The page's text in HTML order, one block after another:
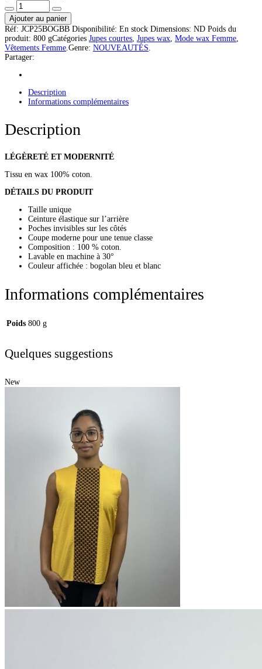
Ajouter au panier
Réf: JCP25BOGBB Disponibilité: En stock Dimensions: ND Poids du
produit: 800 gCatégories Jupes courtes Jupes wax Mode wax Femme
Vêtements Femme Genre: NOUVEAUTÉS
Partager:
Description
Informations complémentaires
Description
LÉGÈRETÉ ET MODERNITÉ
Tissu en wax 100% coton.
DÉTAILS DU PRODUIT
Taille unique
Ceinture élastique sur l’arrière
Poches invisibles sur les côtés
Coupe moderne pour une tenue classe
Composition : 100 % coton.
Lavable en machine à 30°
Couleur affichée : bogolan bleu et blanc
Informations complémentaires
Poids 800 g
Quelques suggestions
New